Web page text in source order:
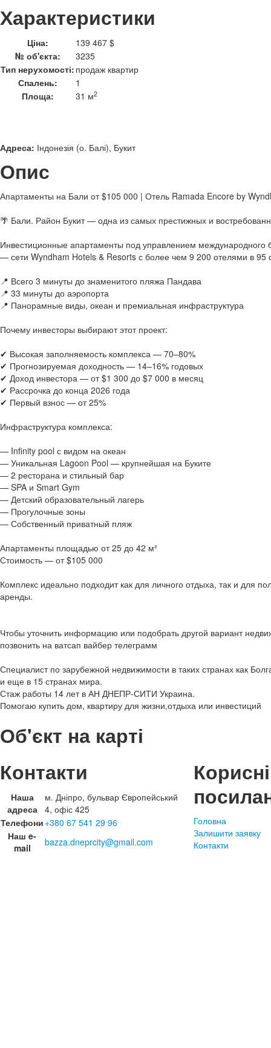
Характеристики
Ціна:
139 467 $
№ об'єкта:
3235
Тип нерухомості: продаж квартир
Спалень:
1
Площа:
31 м2
Адреса: Індонезія (о. Балі), Букит
Опис
Апартаменты на Бали от $105 000 | Отель Ramada Encore by
🌴 Бали. Район Букит — одна из самых престижных и
Инвестиционные апартаменты под управлением международного
— сети Wyndham Hotels & Resorts с более чем 9 200 отелями в 95
📍 Всего 3 минуты до знаменитого пляжа Пандава
📍 33 минуты до аэропорта
📍 Панорамные виды, океан и премиальная инфраструктура
Почему инвесторы выбирают этот проект:
✔ Высокая заполняемость комплекса — 70–80%
✔ Прогнозируемая доходность — 14–16% годовых
✔ Доход инвестора — от $1 300 до $7 000 в месяц
✔ Рассрочка до конца 2026 года
✔ Первый взнос — от 25%
Инфраструктура комплекса:
— Infinity pool с видом на океан
— Уникальная Lagoon Pool — крупнейшая на Буките
— 2 ресторана и стильный бар
— SPA и Smart Gym
— Детский образовательный лагерь
— Прогулочные зоны
— Собственный приватный пляж
Апартаменты площадью от 25 до 42 м²
Стоимость — от $105 000
Комплекс идеально подходит как для личного отдыха, так и для
аренды.
Чтобы уточнить информацию или подобрать другой вариант
позвонить на ватсап вайбер телеграмм
Специалист по зарубежной недвижимости в таких странах как
и еще в 15 странах мира.
Стаж работы 14 лет в АН ДНЕПР-СИТИ Украина.
Помогаю купить дом, квартиру для жизни,отдыха или инвестиций
Об'єкт на карті
Контакти
Наша
адреса
м. Дніпро, бульвар Європейський
4, офіс 425
Телефони +380 67 541 29 96
Наш e-
mail
bazza.dneprcity@gmail.com
Корисні
Головна
Залишити заявку
Контакти